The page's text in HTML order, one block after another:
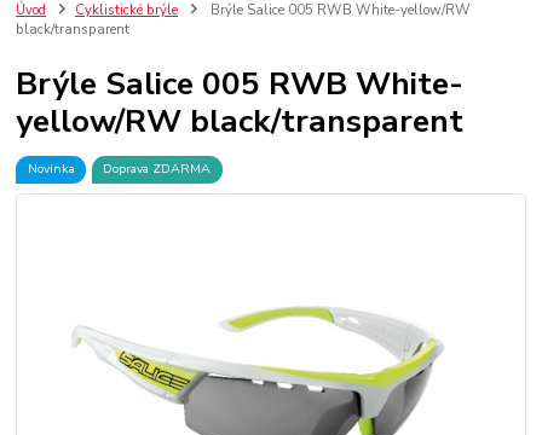
Úvod Cyklistické brýle
Brýle Salice 005 RWB White-yellow/RW
black/transparent
Brýle Salice 005 RWB White-
yellow/RW black/transparent
Novinka Doprava ZDARMA